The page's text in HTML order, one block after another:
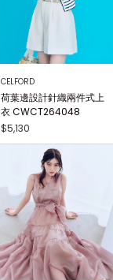
CELFORD
荷葉邊設計針織兩件式上
衣 CWCT264048
$5,130